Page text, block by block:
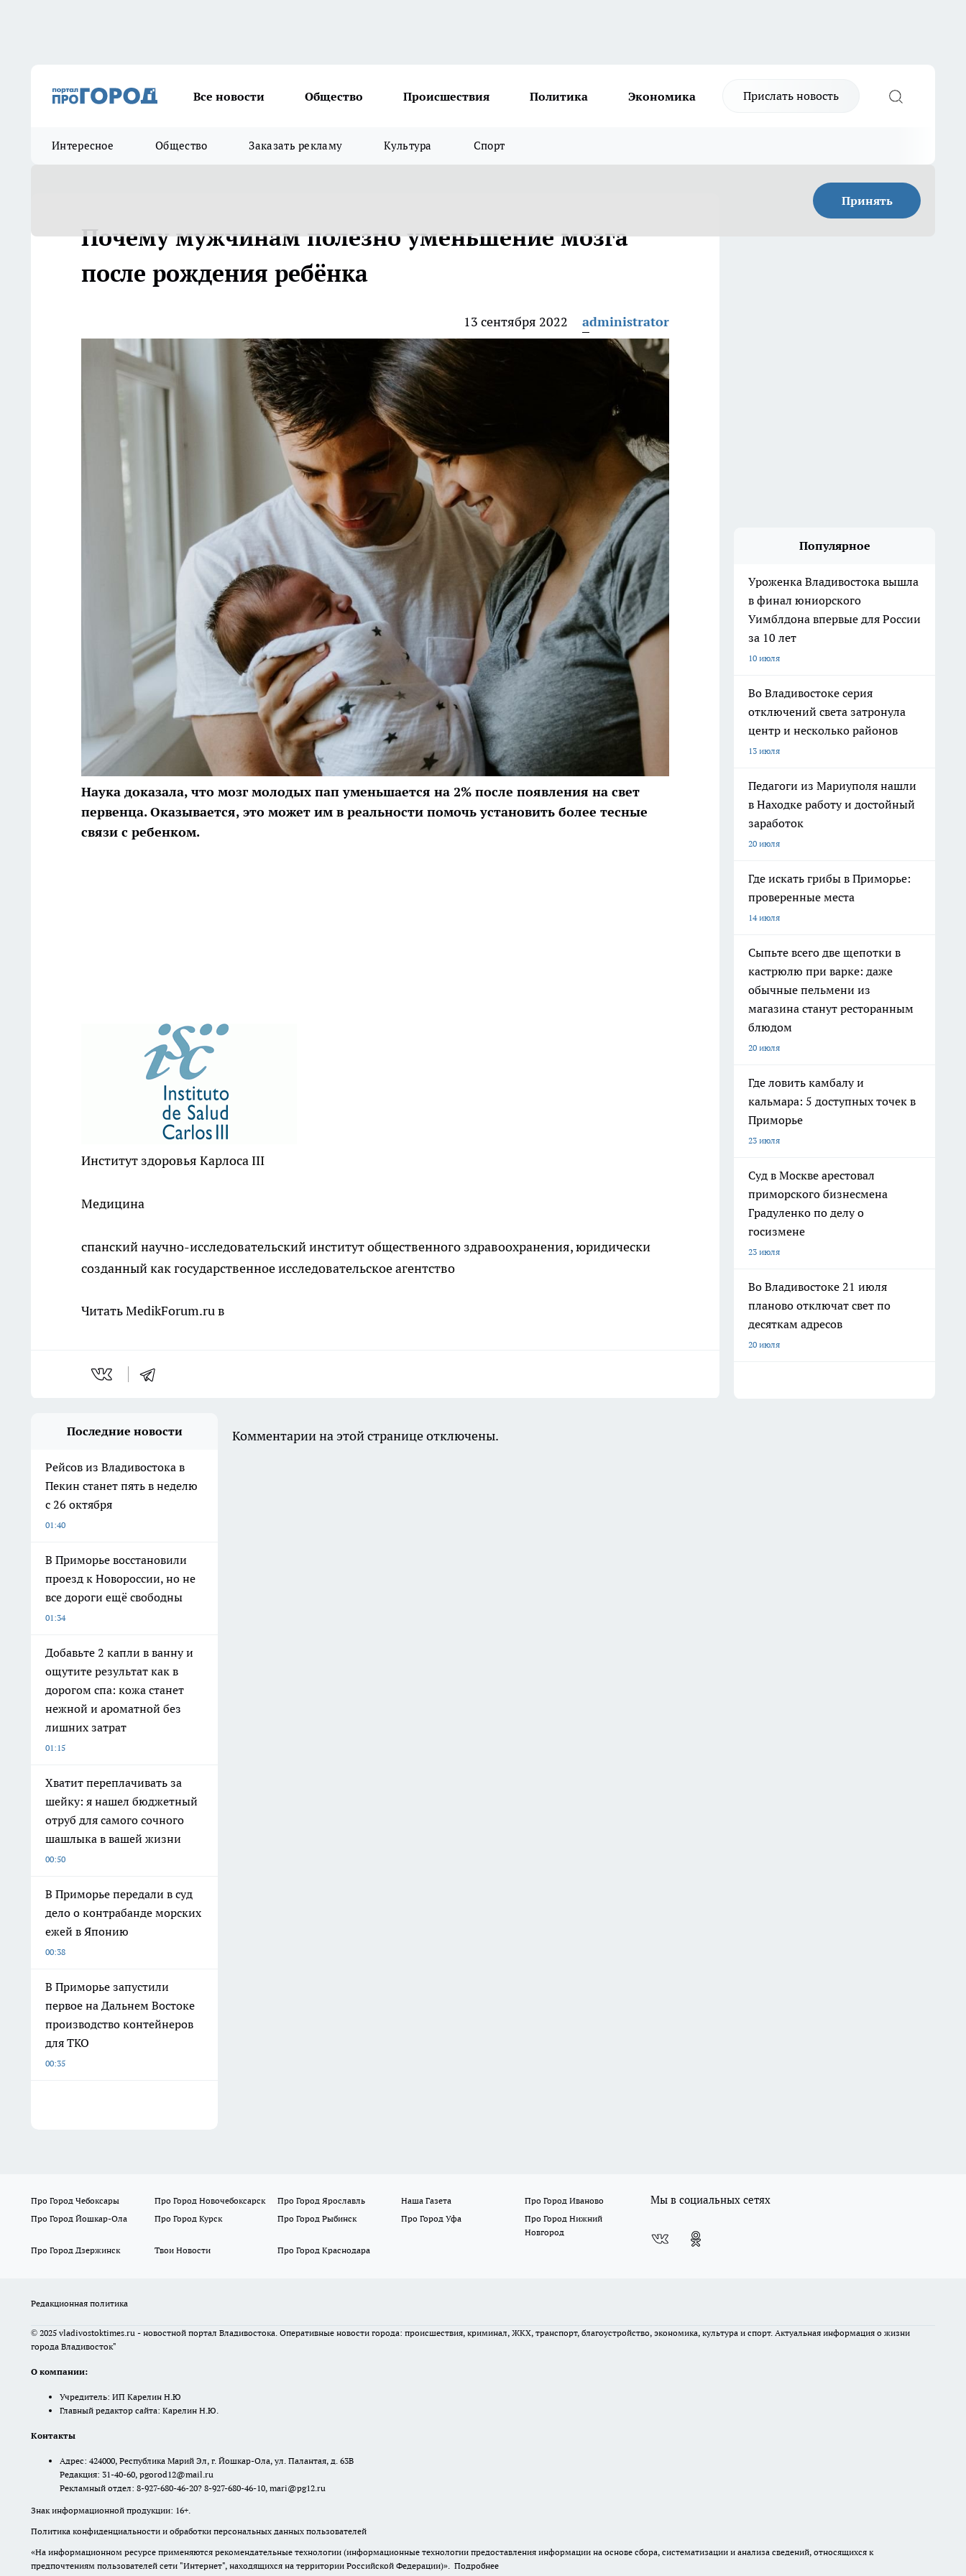
Все новости Общество Происшествия Политика Экономика Прислать новость
Интересное Общество Заказать рекламу Культура Спорт
Принять
Почему мужчинам полезно уменьшение мозга
после рождения ребёнка
13 сентября 2022 administrator
Наука доказала, что мозг молодых пап уменьшается на 2% после появления на свет
первенца. Оказывается, это может им в реальности помочь установить более тесные
связи с ребенком.
Институт здоровья Карлоса III
Медицина
спанский научно-исследовательский институт общественного здравоохранения, юридически
созданный как государственное исследовательское агентство
Читать MedikForum.ru в
Популярное
Уроженка Владивостока вышла
в финал юниорского
Уимблдона впервые для России
за 10 лет
10 июля
Во Владивостоке серия
отключений света затронула
центр и несколько районов
13 июля
Педагоги из Мариуполя нашли
в Находке работу и достойный
заработок
20 июля
Где искать грибы в Приморье:
проверенные места
14 июля
Сыпьте всего две щепотки в
кастрюлю при варке: даже
обычные пельмени из
магазина станут ресторанным
блюдом
20 июля
Где ловить камбалу и
кальмара: 5 доступных точек в
Приморье
23 июля
Суд в Москве арестовал
приморского бизнесмена
Градуленко по делу о
госизмене
23 июля
Во Владивостоке 21 июля
планово отключат свет по
десяткам адресов
20 июля
Последние новости
Рейсов из Владивостока в
Пекин станет пять в неделю
с 26 октября
01:40
В Приморье восстановили
проезд к Новороссии, но не
все дороги ещё свободны
01:34
Добавьте 2 капли в ванну и
ощутите результат как в
дорогом спа: кожа станет
нежной и ароматной без
лишних затрат
01:15
Хватит переплачивать за
шейку: я нашел бюджетный
отруб для самого сочного
шашлыка в вашей жизни
00:50
В Приморье передали в суд
дело о контрабанде морских
ежей в Японию
00:38
В Приморье запустили
первое на Дальнем Востоке
производство контейнеров
для ТКО
00:35
Комментарии на этой странице отключены.
Про Город Чебоксары Про Город Новочебоксарск Про Город Ярославль Наша Газета
Про Город Иваново
Про Город Йошкар-Ола
Про Город Курск Про Город Рыбинск Про Город Уфа
Про Город Нижний
Новгород
Про Город Дзержинск
Твои Новости Про Город Краснодара
Мы в социальных сетях
Редакционная политика
© 2025 vladivostoktimes.ru - новостной портал Владивостока. Оперативные новости города: происшествия, криминал, ЖКХ, транспорт, благоустройство, экономика, культура и спорт. Актуальная информация о жизни
города Владивосток"
О компании:
Учредитель: ИП Карелин Н.Ю
Главный редактор сайта: Карелин Н.Ю.
Контакты
Адрес: 424000, Республика Марий Эл, г. Йошкар-Ола, ул. Палантая, д. 63В
Редакция: 31-40-60, pgorod12@mail.ru
Рекламный отдел: 8-927-680-46-20? 8-927-680-46-10, mari@pg12.ru
Знак информационной продукции: 16+.
Политика конфиденциальности и обработки персональных данных пользователей
«На информационном ресурсе применяются рекомендательные технологии (информационные технологии предоставления информации на основе сбора, систематизации и анализа сведений, относящихся к
предпочтениям пользователей сети "Интернет", находящихся на территории Российской Федерации)». Подробнее